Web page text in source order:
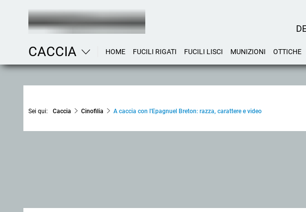
CACCIA HOME FUCILI RIGATI FUCILI LISCI MUNIZIONI OTTICHE
Sei qui: Caccia Cinofilia A caccia con l'Epagnuel Breton: razza, carattere e video